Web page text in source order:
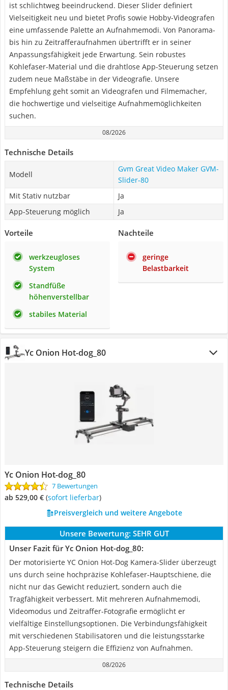
ist schlichtweg beeindruckend. Dieser Slider definiert
Vielseitigkeit neu und bietet Profis sowie Hobby-Videografen
eine umfassende Palette an Aufnahmemodi. Von Panorama-
bis hin zu Zeitrafferaufnahmen übertrifft er in seiner
Anpassungsfähigkeit jede Erwartung. Sein robustes
Kohlefaser-Material und die drahtlose App-Steuerung setzen
zudem neue Maßstäbe in der Videografie. Unsere
Empfehlung geht somit an Videografen und Filmemacher,
die hochwertige und vielseitige Aufnahmemöglichkeiten
suchen.
08/2026
Technische Details
Modell
Gvm Great Video Maker GVM-
Slider-80
Mit Stativ nutzbar
Ja
App-Steuerung möglich
Ja
Vorteile
werkzeugloses
System
Standfüße
höhenverstellbar
stabiles Material
Nachteile
geringe
Belastbarkeit
Yc Onion ‎Hot-dog_80
Yc Onion ‎Hot-dog_80
7 Bewertungen
ab 529,00 € ( Sofort lieferbar)
Preisvergleich und weitere Angebote
Unsere Bewertung: SEHR GUT
Unser Fazit für Yc Onion ‎Hot-dog_80:
Der motorisierte YC Onion Hot-Dog Kamera-Slider überzeugt
uns durch seine hochpräzise Kohlefaser-Hauptschiene, die
nicht nur das Gewicht reduziert, sondern auch die
Tragfähigkeit verbessert. Mit mehreren Aufnahmemodi,
Videomodus und Zeitraffer-Fotografie ermöglicht er
vielfältige Einstellungsoptionen. Die Verbindungsfähigkeit
mit verschiedenen Stabilisatoren und die leistungsstarke
App-Steuerung steigern die Effizienz von Aufnahmen.
08/2026
Technische Details